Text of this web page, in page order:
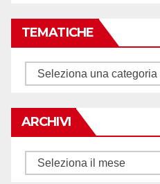
TEMATICHE
Tematiche
ARCHIVI
Archivi